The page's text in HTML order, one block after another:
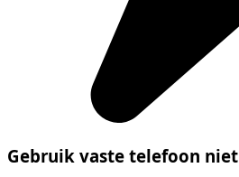
Gebruik vaste telefoon niet